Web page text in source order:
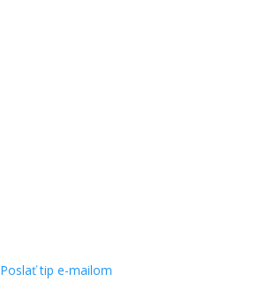
Poslať tip e-mailom